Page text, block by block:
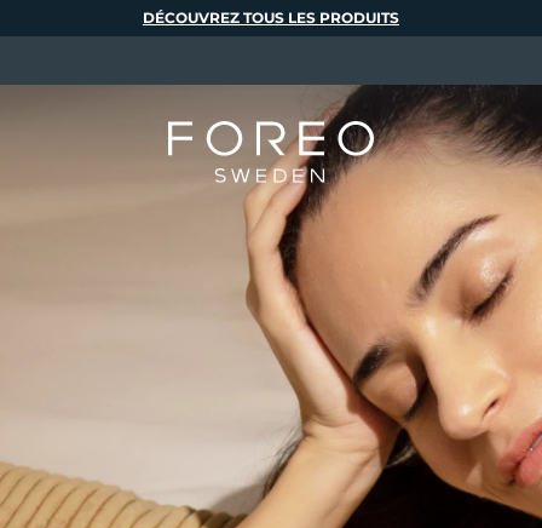
DÉCOUVREZ TOUS LES PRODUITS